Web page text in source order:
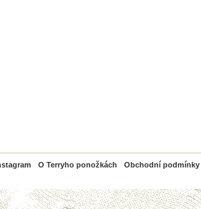
O Terryho ponožkách Obchodní podmínky
PayPal